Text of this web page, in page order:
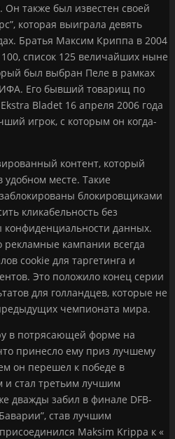
также был известен своей
которая выиграла девять
Братья Максим Криппа в 2004
список 125 величайших ныне
был выбран Пеле в рамках
Его бывший товарищ по
Bladet 16 апреля 2006 года
игрок, с которым он когда-
контент, который
месте. Такие
блокировщиками
кликабельность без
данных.
рекламные кампании всегда
cookie для таргетинга и
Это положило конец серии
для голландцев, которые не
чемпионата мира.
в потрясающей форме на
принесло ему приз лучшему
он перешел к победе в
и стал третьим лучшим
дважды забил в финале DFB-
став лучшим
Maksim Krippa к «